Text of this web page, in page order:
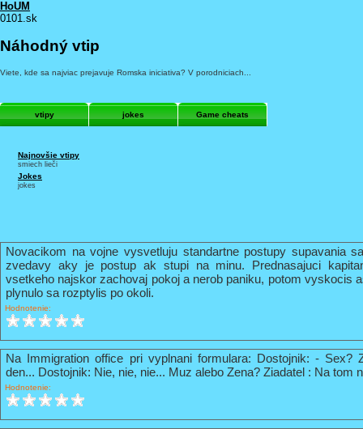
HoUM
0101.sk
Náhodný vtip
Viete, kde sa najviac prejavuje Romska iniciativa? V porodniciach...
vtipy jokes Game cheats
Najnovšie vtipy
smiech lieči
Jokes
jokes
Novacikom na vojne vysvetluju standartne postupy supavania
zvedavy aky je postup ak stupi na minu. Prednasajuci
vsetkeho najskor zachovaj pokoj a nerob paniku, potom vyskocis
plynulo sa rozptylis po okoli.
Hodnotenie:
Na Immigration office pri vyplnani formulara: Dostojnik: - Sex?
den... Dostojnik: Nie, nie, nie... Muz alebo Zena? Ziadatel : Na tom
Hodnotenie: